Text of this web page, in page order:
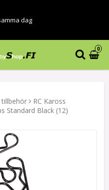
dag
0
tillbehör
RC Kaross
Standard Black (12)